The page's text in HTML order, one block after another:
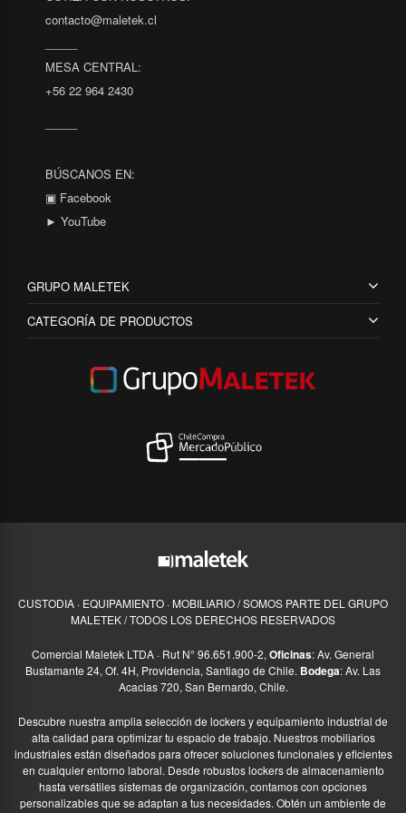
contacto@maletek.cl
MESA CENTRAL:
+56 22 964 2430
BÚSCANOS EN:
▣ Facebook
► YouTube
GRUPO MALETEK
CATEGORÍA DE PRODUCTOS
CUSTODIA · EQUIPAMIENTO · MOBILIARIO / SOMOS PARTE DEL GRUPO
MALETEK / TODOS LOS DERECHOS RESERVADOS
Comercial Maletek LTDA · Rut N° 96.651.900-2,Oficinas: Av. General
Bustamante 24, Of. 4H, Providencia, Santiago de Chile. Bodega: Av. Las
Acacias 720, San Bernardo, Chile.
Descubre nuestra amplia selección de lockers y equipamiento industrial de
alta calidad para optimizar tu espacio de trabajo. Nuestros mobiliarios
industriales están diseñados para ofrecer soluciones funcionales y eficientes
en cualquier entorno laboral. Desde robustos lockers de almacenamiento
hasta versátiles sistemas de organización, contamos con opciones
personalizables que se adaptan a tus necesidades. Obtén un ambiente de